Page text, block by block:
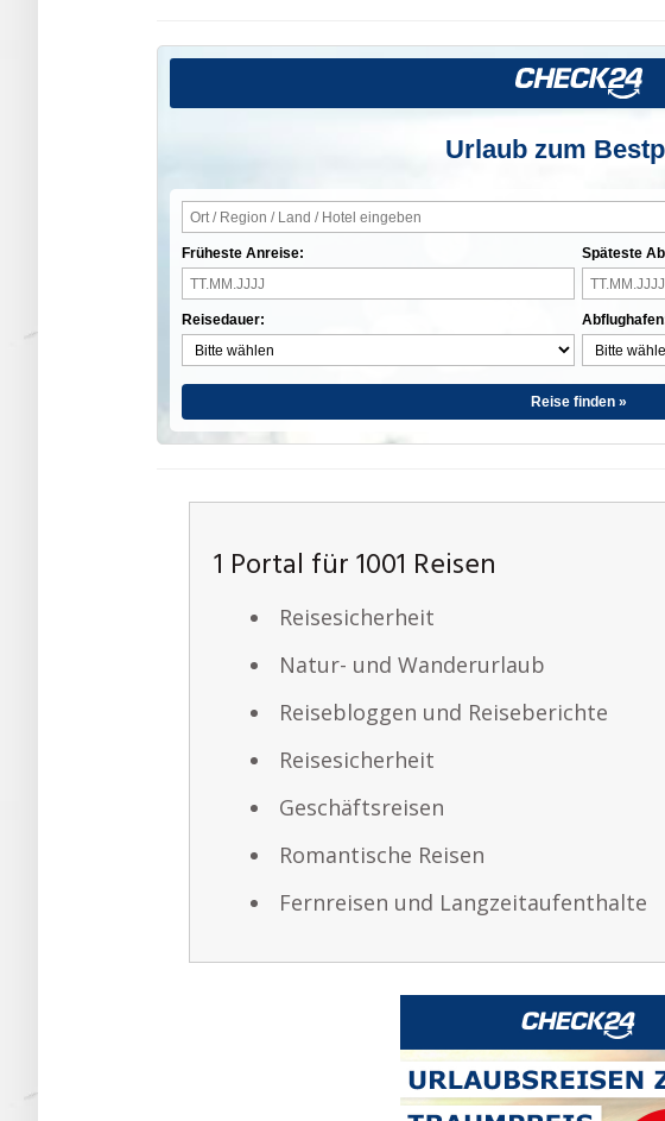
Urlaub zum
Früheste Anreise:
Reisedauer:
Späteste
Reise finden »
1 Portal für 1001 Reisen
Reisesicherheit
Natur- und Wanderurlaub
Reisebloggen und Reiseberichte
Reisesicherheit
Geschäftsreisen
Romantische Reisen
Fernreisen und Langzeitaufenthalte